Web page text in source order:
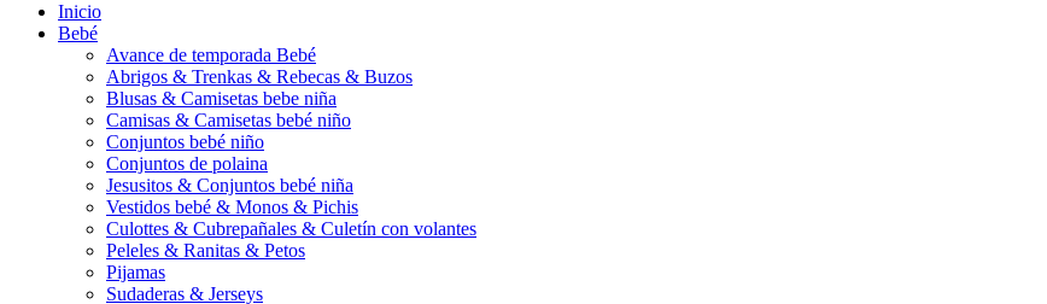
Inicio
Bebé
Avance de temporada Bebé
Abrigos & Trenkas & Rebecas & Buzos
Blusas & Camisetas bebe niña
Camisas & Camisetas bebé niño
Conjuntos bebé niño
Conjuntos de polaina
Jesusitos & Conjuntos bebé niña
Vestidos bebé & Monos & Pichis
Culottes & Cubrepañales & Culetín con volantes
Peleles & Ranitas & Petos
Pijamas
Sudaderas & Jerseys